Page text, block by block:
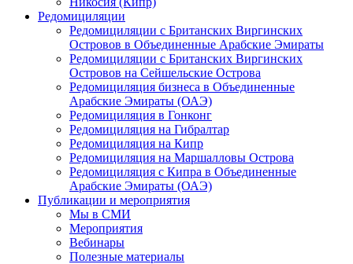
Редомициляции
Редомициляции с Британских Виргинских
Островов в Объединенные Арабские Эмираты
Редомициляции с Британских Виргинских
Островов на Сейшельские Острова
Редомициляция бизнеса в Объединенные
Арабские Эмираты (ОАЭ)
Редомициляция в Гонконг
Редомициляция на Гибралтар
Редомициляция на Кипр
Редомициляция на Маршалловы Острова
Редомициляция с Кипра в Объединенные
Арабские Эмираты (ОАЭ)
Публикации и мероприятия
Мы в СМИ
Мероприятия
Вебинары
Полезные материалы